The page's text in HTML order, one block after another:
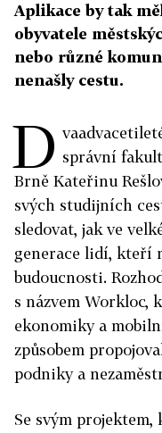
Aplikace by tak
obyvatele
nebo různé
nenašly cestu.
D správní
Brně Kateřinu
svých studijních
sledovat, jak ve
generace lidí, kteří
budoucnosti.
s názvem Workloc,
ekonomiky a
způsobem
podniky a
Se svým